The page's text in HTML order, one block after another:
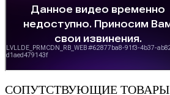
СОПУТСТВУЮЩИЕ ТОВАРЫ